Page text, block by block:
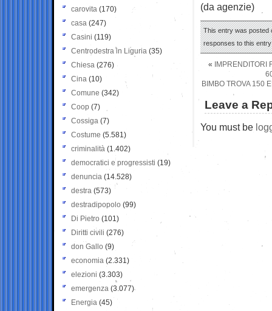
(da agenzie)
This entry was posted
responses to this
«
IMPRENDITORI
BIMBO TROVA 150
Leave a
You must be
carovita (170)
casa (247)
Casini (119)
Centrodestra in Liguria (35)
Chiesa (276)
Cina (10)
Comune (342)
Coop (7)
Cossiga (7)
Costume (5.581)
criminalità (1.402)
democratici e progressisti (19)
denuncia (14.528)
destra (573)
destradipopolo (99)
Di Pietro (101)
Diritti civili (276)
don Gallo (9)
economia (2.331)
elezioni (3.303)
emergenza (3.077)
Energia (45)